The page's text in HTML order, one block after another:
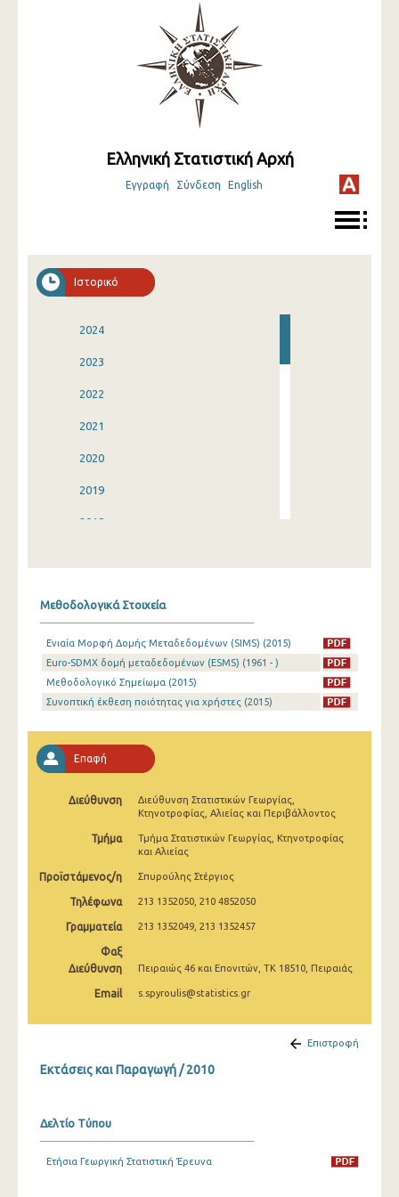
Ελληνική Στατιστική Αρχή
Εγγραφή Σύνδεση English
Ιστορικό
2024
2023
2022
2021
2020
2019
2018
2014
2013
2012
2011
2008
2007
2006
2004
2001
1961
Μεθοδολογικά Στοιχεία
Ενιαία Μορφή Δομής Μεταδεδομένων (SIMS) (2015)
Euro-SDMX δομή μεταδεδομένων (ESMS) (1961 - )
Μεθοδολογικό Σημείωμα (2015)
Συνοπτική έκθεση ποιότητας για χρήστες (2015)
Επαφή
Διεύθυνση
Διεύθυνση Στατιστικών Γεωργίας,
Κτηνοτροφίας, Αλιείας και Περιβάλλοντος
Τμήμα
Τμήμα Στατιστικών Γεωργίας, Κτηνοτροφίας
και Αλιείας
Προϊστάμενος/η Σπυρούλης Στέργιος
Τηλέφωνα 213 1352050, 210 4852050
Γραμματεία 213 1352049, 213 1352457
Φαξ
Διεύθυνση
Πειραιώς 46 και Επονιτών, ΤΚ 18510, Πειραιάς
Email s.spyroulis@statistics.gr
Επιστροφή
Εκτάσεις και Παραγωγή / 2010
Δελτίο Τύπου
Ετήσια Γεωργική Στατιστική Έρευνα